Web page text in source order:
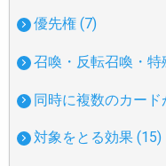
優先権 (7)
召喚・反転召喚・
同時に複数のカー
対象をとる効果 (15)